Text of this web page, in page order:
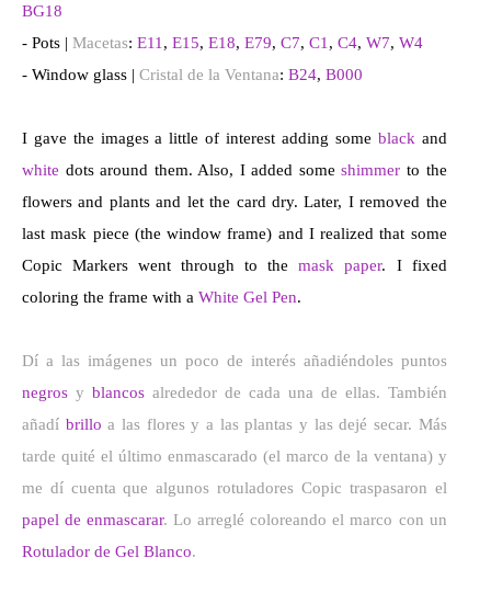
BG18
- Pots | Macetas: E11 , E15, E18, E79, C7, C1 , C4, W7, W4
- Window glass | Cristal de la Ventana: B24, B000
I gave the images a little of interest adding some black and
white dots around them. Also, I added someshimmer to the
flowers and plants and let the card dry. Later, I removed the
last mask piece (the window frame) and I realized that some
Copic Markers went through to themask paper. I fixed
coloring the frame with a White Gel Pen.
Dí a las imágenes un poco de interés añadiéndoles puntos
negros y blancosalrededor de cada una de ellas. También
añadí brillo a las flores y a las plantas y las dejé secar. Más
tarde quité el último enmascarado (el marco de la ventana) y
me dí cuenta que algunos rotuladores Copic traspasaron el
papel de enmascarar. Lo arreglé coloreando el marco con un
Rotulador de Gel Blanco.